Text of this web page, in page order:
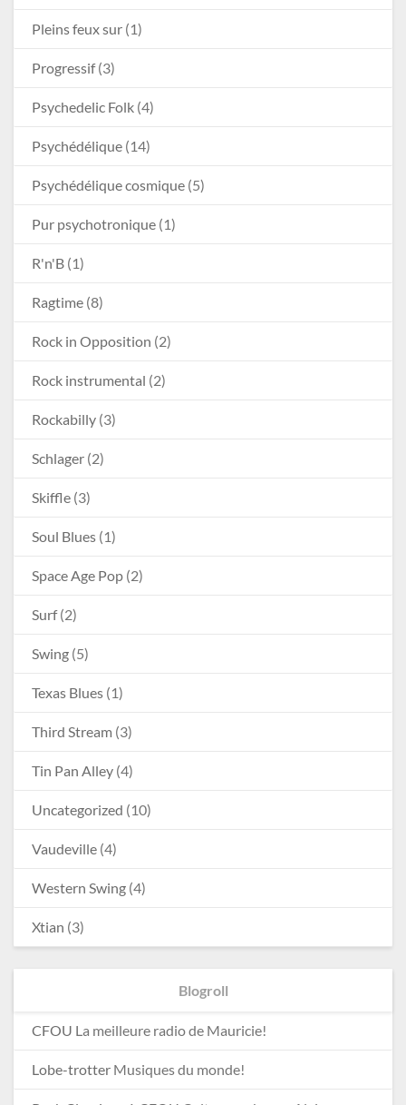
Pleins feux sur (1)
Progressif(3)
Psychedelic Folk (4)
Psychédélique (14)
Psychédélique cosmique (5)
Pur psychotronique (1)
R'n'B (1)
Ragtime (8)
Rock in Opposition (2)
Rock instrumental (2)
Rockabilly (3)
Schlager (2)
Skiffle (3)
Soul Blues (1)
Space Age Pop (2)
Surf(2)
Swing (5)
Texas Blues (1)
Third Stream (3)
Tin Pan Alley (4)
Uncategorized (10)
Vaudeville (4)
Western Swing (4)
Xtian (3)
Blogroll
CFOU La meilleure radio de Mauricie!
Lobe-trotter Musiques du monde!